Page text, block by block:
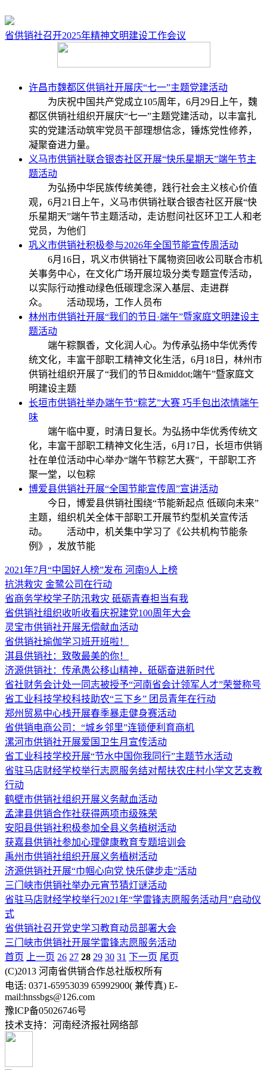
省供销社召开​2025年精神文明建设工作会议
许昌市魏都区供销社开展庆“七一”主题党建活动
为庆祝中国共产党成立105周年，6月29日上午，魏
都区供销社组织开展庆“七一”主题党建活动，以丰富扎
实的党建活动筑牢党员干部理想信念，锤炼党性修养，
凝聚奋进力量。
义马市供销社联合银杏社区开展“快乐星期天”端午节主
题活动
为弘扬中华民族传统美德，践行社会主义核心价值
观，6月21日上午，义马市供销社联合银杏社区开展“快
乐星期天”端午节主题活动，走访慰问社区环卫工人和老
党员，为他们
巩义市供销社积极参与2026年全国节能宣传周活动
6月16日，巩义市供销社下属物资回收公司联合市机
关事务中心，在文化广场开展垃圾分类专题宣传活动，
以实际行动推动绿色低碳理念深入基层、走进群
众。 活动现场，工作人员布
林州市供销社开展“我们的节日·端午”暨家庭文明建设主
题活动
端午粽飘香，文化润人心。为传承弘扬中华优秀传
统文化，丰富干部职工精神文化生活，6月18日，林州市
供销社组织开展了“我们的节日&middot;端午”暨家庭文
明建设主题
长垣市供销社举办端午节“粽艺”大赛 巧手包出浓情端午
味
端午临中夏，时清日复长。为弘扬中华优秀传统文
化，丰富干部职工精神文化生活，6月17日，长垣市供销
社在单位活动中心举办“端午节粽艺大赛”，干部职工齐
聚一堂，以包粽
博爱县供销社开展“全国节能宣传周”宣讲活动
今日，博爱县供销社围绕“节能新起点 低碳向未来”
主题，组织机关全体干部职工开展节约型机关宣传活
动。 活动中，机关集中学习了《公共机构节能条
例》，发放节能
2021年7月“中国好人榜”发布 河南9人上榜
抗洪救灾 金鹭公司在行动
省商务学校学子防汛救灾 砥砺青春担当有我
省供销社组织收听收看庆祝建党100周年大会
灵宝市供销社开展无偿献血活动
省供销社瑜伽学习班开班啦！
淇县供销社：致敬最美的你！
济源供销社：传承愚公移山精神，砥砺奋进新时代
省社财务会计处一同志被授予“河南省会计领军人才”荣誉称号
省工业科技学校科技助农“三下乡” 团员青年在行动
郑州贸易中心栈开展春季暴走健身赛活动
省供销电商公司：“城乡邻里”连锁便利育商机
漯河市供销社开展爱国卫生月宣传活动
省工业科技学校开展“节水中国你我同行”主题节水活动
省驻马店财经学校举行志愿服务结对帮扶农庄村小学文艺支教
行动
鹤壁市供销社组织开展义务献血活动
孟津县供销合作社获得两项市级殊荣
安阳县供销社积极参加全县义务植树活动
获嘉县供销社参加心理健康教育专题培训会
禹州市供销社组织开展义务植树活动
济源供销社开展“巾帼心向党 快乐健步走”活动
三门峡市供销社举办元宵节猜灯谜活动
省驻马店财经学校举行2021年“学雷锋志愿服务活动月”启动仪
式
省供销社召开党史学习教育动员部署大会
三门峡市供销社开展学雷锋志愿服务活动
首页
上一页 26 27 28 29 30 31 下一页 尾页
(C)2013 河南省供销合作总社版权所有
电话: 0371-65953039 65992900( 兼传真) E-
mail:hnssbgs@126.com
豫ICP备05026746号
技术支持：河南经济报社网络部